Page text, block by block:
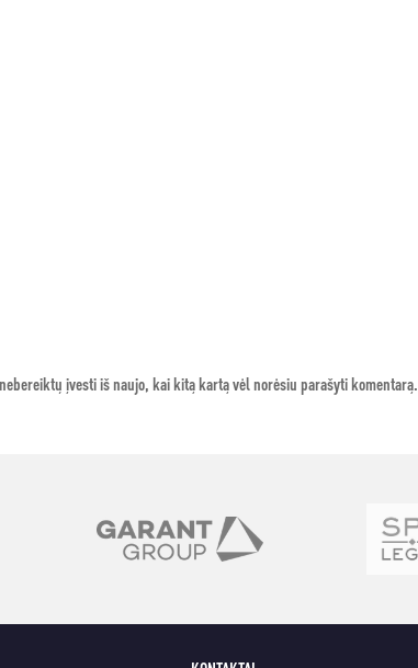
įvesti iš naujo, kai kitą kartą vėl norėsiu parašyti komentarą.